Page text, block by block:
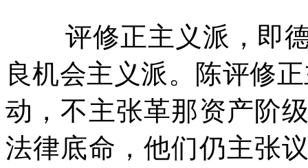
评修正主义派，即
良机会主义派。陈评修
动，不主张革那资产阶
法律底命，他们仍主张